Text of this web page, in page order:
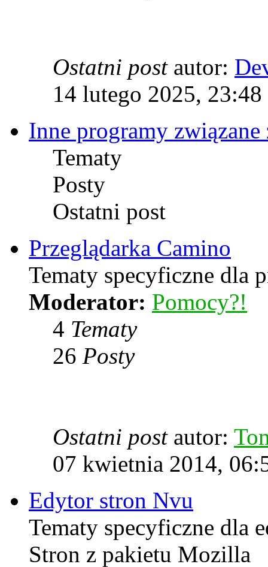
Ostatni postautor:
14 lutego 2025, 23:48
Inne programy
Tematy
Posty
Ostatni post
Przeglądarka Camino
Tematy specyficzne dla
Moderator: Pomocy?!
4 Tematy
26 Posty
Ostatni postautor:
07 kwietnia 2014,
Edytor stron Nvu
Tematy specyficzne dla
Stron z pakietu Mozilla